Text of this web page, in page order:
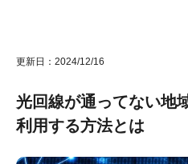
更新日：2024/12/16
光回線が通ってない地
利用する方法とは